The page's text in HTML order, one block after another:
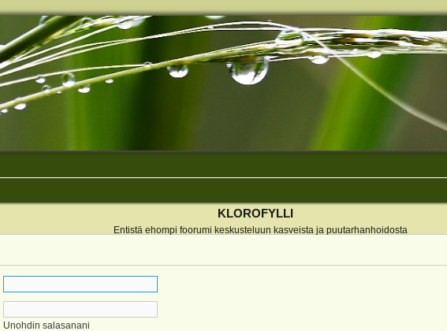
KLOROFYLLI
Entistä ehompi foorumi keskusteluun kasveista ja puutarhanhoidosta
Unohdin salasanani